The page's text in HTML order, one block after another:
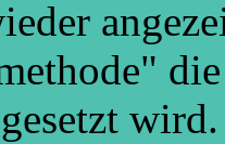
wird.